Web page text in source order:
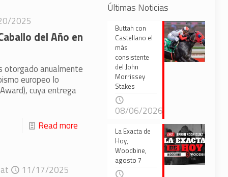
2025
del Año en
otorgado anualmente
europeo lo
cuya entrega
Read more
at 11/17/2025
Últimas Noticias
Buttah con
Castellano el
más
consistente
del John
Morrissey
Stakes
08/06/2026
La Exacta de
Hoy,
Woodbine,
agosto 7